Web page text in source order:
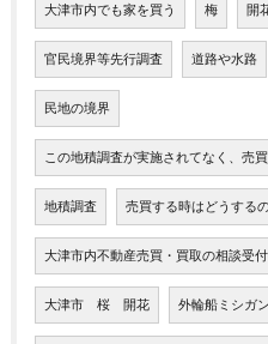
大津市内でも家を買う 梅 開
官民境界等先行調査 道路や水路
民地の境界
この地積調査が実施されてなく、売
地積調査 売買する時はどうする
大津市内不動産売買・買取の相談受
大津市 桜 開花 外輪船ミシガン